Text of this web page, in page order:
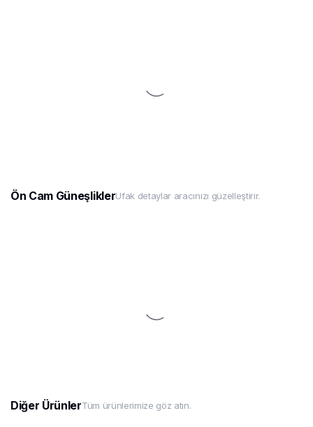
Ön Cam GüneşliklerUfak detaylar aracınızı güzelleştirir.
Diğer ÜrünlerTüm ürünlerimize göz atın.